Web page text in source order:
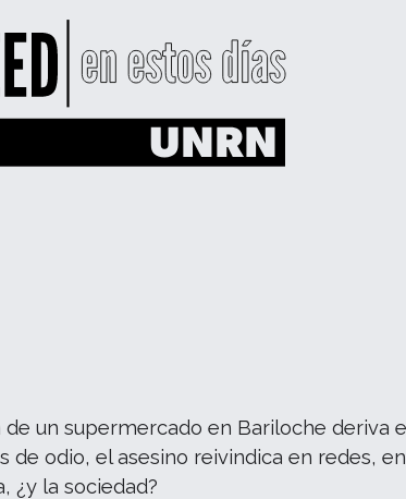
un supermercado en Bariloche deriva
odio, el asesino reivindica en redes,
¿y la sociedad?